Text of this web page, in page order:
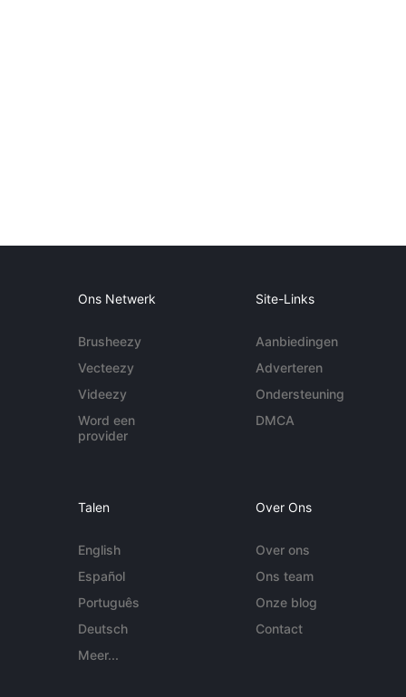
Ons Netwerk
Brusheezy
Vecteezy
Videezy
Word een
provider
Site-Links
Aanbiedingen
Adverteren
Ondersteuning
DMCA
Talen
English
Español
Português
Deutsch
Meer...
Over Ons
Over ons
Ons team
Onze blog
Contact